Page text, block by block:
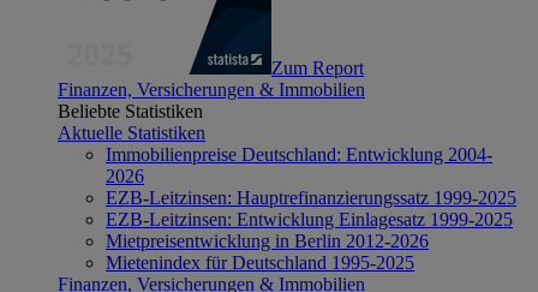
Zum Report
Finanzen, Versicherungen & Immobilien
Beliebte Statistiken
Aktuelle Statistiken
Immobilienpreise Deutschland: Entwicklung 2004-
2026
EZB-Leitzinsen: Hauptrefinanzierungssatz 1999-2025
EZB-Leitzinsen: Entwicklung Einlagesatz 1999-2025
Mietpreisentwicklung in Berlin 2012-2026
Mietenindex für Deutschland 1995-2025
Finanzen, Versicherungen & Immobilien